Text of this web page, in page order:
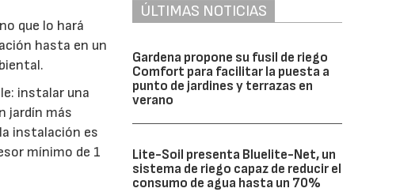
que lo hará
hasta en un
instalar una
jardín más
instalación es
mínimo de 1
ÚLTIMAS NOTICIAS
Gardena propone su fusil de riego
Comfort para facilitar la puesta a
punto de jardines y terrazas en
verano
Lite-Soil presenta Bluelite-Net, un
sistema de riego capaz de reducir el
consumo de agua hasta un 70%